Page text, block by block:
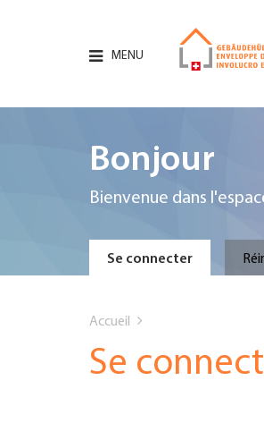
MENU
Bonjour
Bienvenue dans
Primary
tabs
Se connecter
are
Accueil
Se